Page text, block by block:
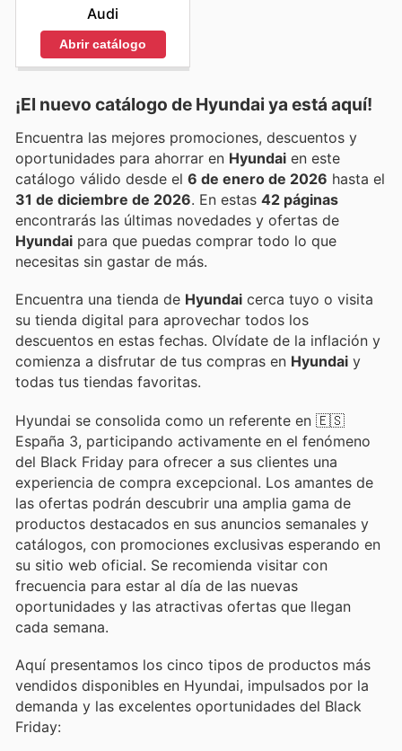
Audi
Abrir catálogo
¡El nuevo catálogo de Hyundai ya está aquí!
Encuentra las mejores promociones, descuentos y
oportunidades para ahorrar en Hyundai en este
catálogo válido desde el 6 de enero de 2026 hasta el
31 de diciembre de 2026 . En estas 42 páginas
encontrarás las últimas novedades y ofertas de
Hyundai para que puedas comprar todo lo que
necesitas sin gastar de más.
Encuentra una tienda de Hyundai cerca tuyo o visita
su tienda digital para aprovechar todos los
descuentos en estas fechas. Olvídate de la inflación y
comienza a disfrutar de tus compras en Hyundai y
todas tus tiendas favoritas.
Hyundai se consolida como un referente en 🇪🇸
España 3, participando activamente en el fenómeno
del Black Friday para ofrecer a sus clientes una
experiencia de compra excepcional. Los amantes de
las ofertas podrán descubrir una amplia gama de
productos destacados en sus anuncios semanales y
catálogos, con promociones exclusivas esperando en
su sitio web oficial. Se recomienda visitar con
frecuencia para estar al día de las nuevas
oportunidades y las atractivas ofertas que llegan
cada semana.
Aquí presentamos los cinco tipos de productos más
vendidos disponibles en Hyundai, impulsados por la
demanda y las excelentes oportunidades del Black
Friday: